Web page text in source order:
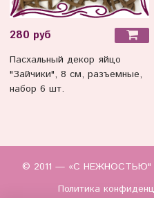
280 руб
Пасхальный декор яйцо
"Зайчики", 8 см, разъемные,
набор 6 шт.
© 2011 — «С НЕЖНОСТЬЮ"
Политика